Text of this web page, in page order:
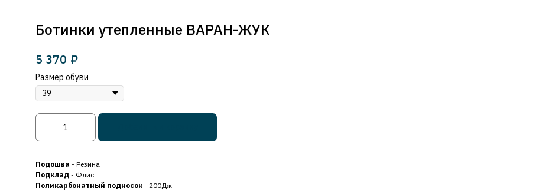
Ботинки утепленные ВАРАН-ЖУК
5 370 ₽
Размер обуви
Подошва - Резина
Подклад - Флис
Поликарбонатный подносок - 200Дж